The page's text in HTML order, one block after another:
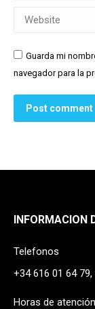
Website
Guarda mi
navegador para la
Post comment
INFORMACION
Telefonos
+34 616 01 64
Horas de atención